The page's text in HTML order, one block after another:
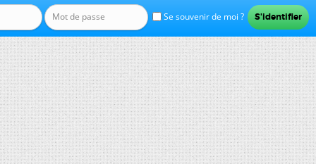
Se souvenir de moi ?